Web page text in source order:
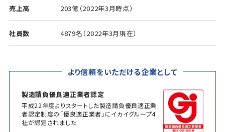
売上高 203億（2022年3月時点）
社員数 4879名（2022年3月現在）
より信頼をいただける企業として
製造請負優良適正業者認定
平成22年度よりスタートした製造請負優良適正業
者認定制度の「優良適正業者」にイカイグループ4
社が認定されました